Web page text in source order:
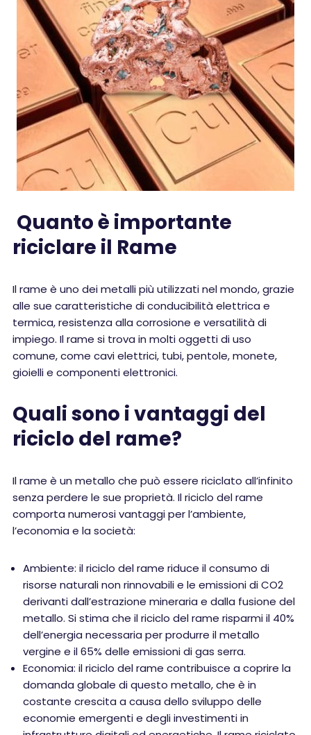
Quanto è importante
riciclare il Rame
Il rame è uno dei metalli più utilizzati nel mondo, grazie
alle sue caratteristiche di conducibilità elettrica e
termica, resistenza alla corrosione e versatilità di
impiego. Il rame si trova in molti oggetti di uso
comune, come cavi elettrici, tubi, pentole, monete,
gioielli e componenti elettronici.
Quali sono i vantaggi del
riciclo del rame?
Il rame è un metallo che può essere riciclato all’infinito
senza perdere le sue proprietà. Il riciclo del rame
comporta numerosi vantaggi per l’ambiente,
l’economia e la società:
Ambiente: il riciclo del rame riduce il consumo di
risorse naturali non rinnovabili e le emissioni di CO2
derivanti dall’estrazione mineraria e dalla fusione del
metallo. Si stima che il riciclo del rame risparmi il 40%
dell’energia necessaria per produrre il metallo
vergine e il 65% delle emissioni di gas serra.
Economia: il riciclo del rame contribuisce a coprire la
domanda globale di questo metallo, che è in
costante crescita a causa dello sviluppo delle
economie emergenti e degli investimenti in